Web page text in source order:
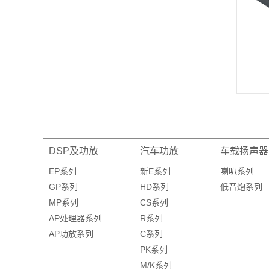
DSP及功放
EP系列
GP系列
MP系列
AP处理器系列
AP功放系列
汽车功放
新E系列
HD系列
CS系列
R系列
C系列
PK系列
M/K系列
车载扬声器
喇叭系列
低音炮系列